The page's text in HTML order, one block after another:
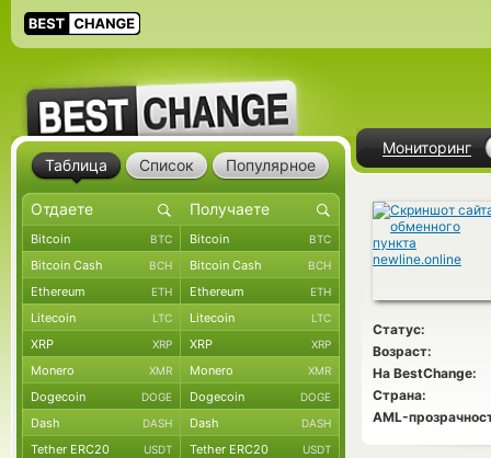
Мониторинг
Статус:
Возраст:
На BestChange:
Страна:
AML-
Таблица Список Популярное
Bitcoin BTC Bitcoin BTC
Bitcoin Cash BCH Bitcoin Cash BCH
Ethereum ETH Ethereum ETH
Litecoin LTC Litecoin LTC
XRP XRP XRP XRP
Monero XMR Monero XMR
Dogecoin DOGE Dogecoin DOGE
Dash DASH Dash DASH
Tether ERC20 USDT Tether ERC20 USDT